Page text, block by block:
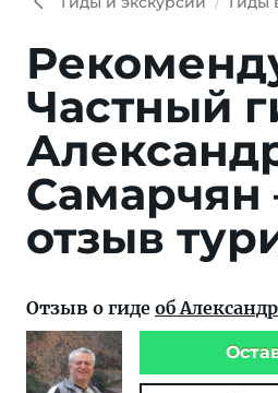
Частный
отзыв
Отзыв о гиде об